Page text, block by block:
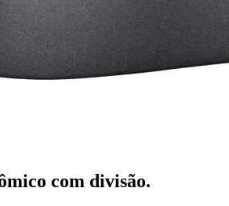
com divisão.